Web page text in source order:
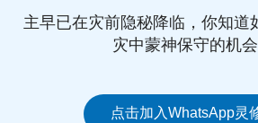
稣能完成我要作的工作吗？你若
概括我的实质，那你属于太无知
的真能将我概括透吗？假如我在
主早已在灾前隐秘降临，你知道
灾中蒙神保守的机
点击加入WhatsApp灵